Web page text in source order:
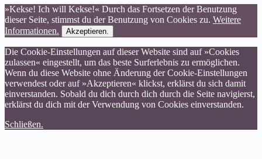
»Kekse! Ich will Kekse!« Durch das Fortsetzen der Benutzung
dieser Seite, stimmst du der Benutzung von Cookies zu. Weitere
Informationen.
Akzeptieren.
Die Cookie-Einstellungen auf dieser Website sind auf »Cookies
zulassen« eingestellt, um das beste Surferlebnis zu ermöglichen.
Wenn du diese Website ohne Änderung der Cookie-Einstellungen
verwendest oder auf »Akzeptieren« klickst, erklärst du sich damit
einverstanden. Sobald du dich durch dich durch die Seite navigierst,
erklärst du dich mit der Verwendung von Cookies einverstanden.
Schließen.